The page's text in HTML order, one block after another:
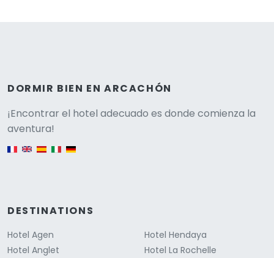
DORMIR BIEN EN ARCACHÓN
¡Encontrar el hotel adecuado es donde comienza la
aventura!
DESTINATIONS
Hotel Agen
Hotel Anglet
Hotel Hendaya
Hotel La Rochelle